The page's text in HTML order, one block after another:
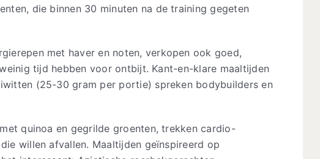
die binnen 30 minuten na de training gegeten
met haver en noten, verkopen ook goed,
tijd hebben voor ontbijt. Kant-en-klare maaltijden
(25-30 gram per portie) spreken bodybuilders en
quinoa en gegrilde groenten, trekken cardio-
willen afvallen. Maaltijden geïnspireerd op